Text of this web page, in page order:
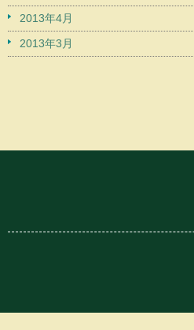
2013年4月
2013年3月